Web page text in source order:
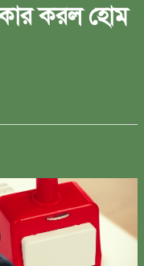
করল হোম